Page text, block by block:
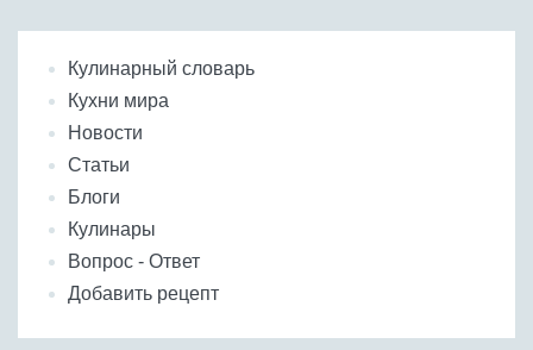
Кулинарный словарь
Кухни мира
Новости
Статьи
Блоги
Кулинары
Вопрос - Ответ
Добавить рецепт